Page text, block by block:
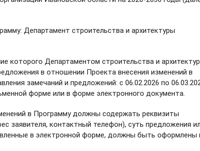
Департамент строительства и архитектуры
которого Департаментом строительства и
в отношении Проекта внесения изменений в
замечаний и предложений: с 06.02.2026 по
форме или в форме электронного документа.
в Программу должны содержать реквизиты
заявителя, контактный телефон), суть предложения
в электронной форме, должны быть оформлены